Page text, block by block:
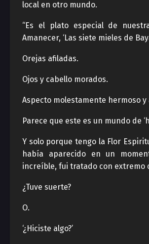
local en otro mundo.
“Es el plato especial de
Amanecer, ‘Las siete mieles de
Orejas afiladas.
Ojos y cabello morados.
Aspecto molestamente hermoso y
Parece que este es un mundo de
Y solo porque tengo la Flor
había aparecido en un
increíble, fui tratado con extremo
¿Tuve suerte?
O.
‘¿Hiciste algo?’